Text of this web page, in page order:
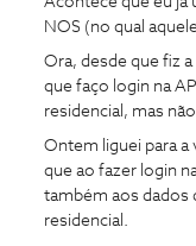
NOS (no qual
Ora, desde que fiz
que faço login na
residencial, mas
Ontem liguei para a
que ao fazer login
também aos dados
residencial.